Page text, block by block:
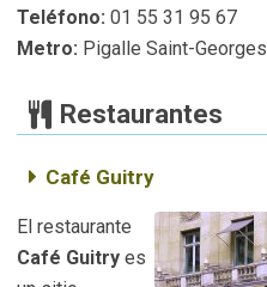
Teléfono: 01 55 31 95 67
Metro: Pigalle Saint-Georges
Restaurantes
Café Guitry
El restaurante
Café Guitry es